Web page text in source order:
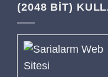
(2048 BIT)